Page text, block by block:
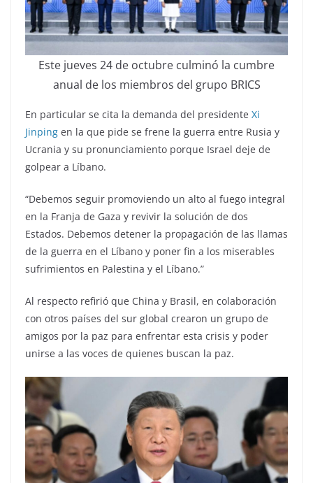
Este jueves 24 de octubre culminó la cumbre
anual de los miembros del grupo BRICS
En particular se cita la demanda del presidente Xi
Jinping en la que pide se frene la guerra entre Rusia y
Ucrania y su pronunciamiento porque Israel deje de
golpear a Líbano.
“Debemos seguir promoviendo un alto al fuego integral
en la Franja de Gaza y revivir la solución de dos
Estados. Debemos detener la propagación de las llamas
de la guerra en el Líbano y poner fin a los miserables
sufrimientos en Palestina y el Líbano.”
Al respecto refirió que China y Brasil, en colaboración
con otros países del sur global crearon un grupo de
amigos por la paz para enfrentar esta crisis y poder
unirse a las voces de quienes buscan la paz.